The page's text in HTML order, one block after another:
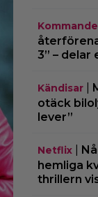
3” – delar
Kändisar|
otäck
lever”
Netflix|
hemliga
thrillern